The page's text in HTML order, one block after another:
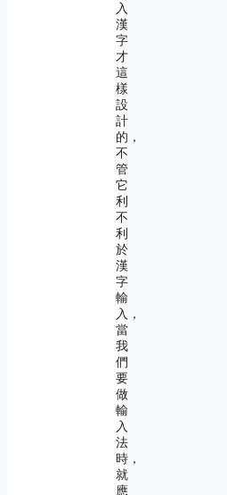
入
漢
字
才
這
樣
設
計
的，
不
管
它
利
不
利
於
漢
字
輸
入，
當
我
們
要
做
輸
入
法
時，
就
應